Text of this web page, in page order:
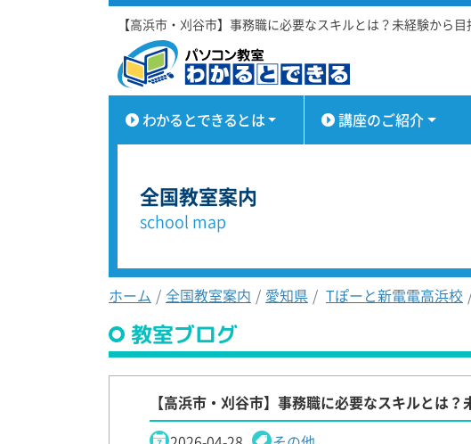
【高浜市・刈谷市】事務職に必要なスキルとは？未経験から
わかるとできるとは 講座のご紹介
全国教室案内
school map
ホーム 全国教室案内 愛知県 Tぽーと新電電高浜校
教室ブログ
【高浜市・刈谷市】事務職に必要なスキルとは